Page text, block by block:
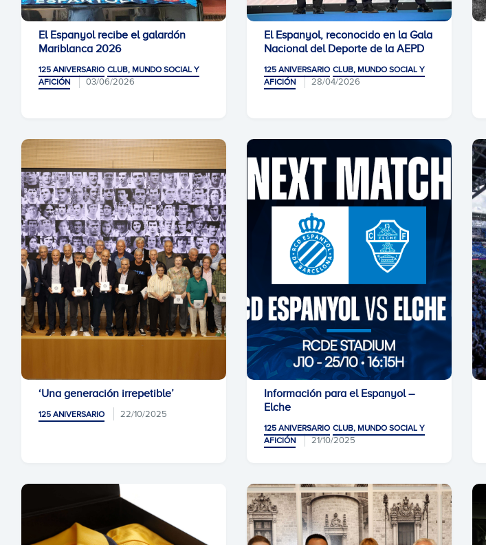
El Espanyol recibe el galardón
Mariblanca 2026
125 ANIVERSARIO CLUB, MUNDO SOCIAL Y
AFICIÓN
03/06/2026
El Espanyol, reconocido en la Gala
Nacional del Deporte de la AEPD
125 ANIVERSARIO CLUB, MUNDO SOCIAL Y
AFICIÓN
28/04/2026
‘Una generación irrepetible’
125 ANIVERSARIO 22/10/2025
Información para el Espanyol –
Elche
125 ANIVERSARIO CLUB, MUNDO SOCIAL Y
AFICIÓN
21/10/2025